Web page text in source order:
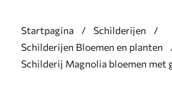
Startpagina
Schilderijen
Schilderijen Bloemen en planten
Schilderij Magnolia bloemen met